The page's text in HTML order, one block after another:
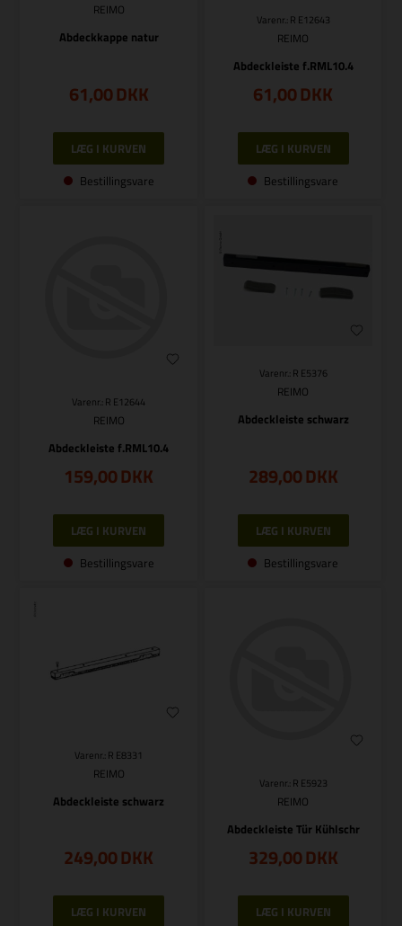
REIMO
Abdeckkappe natur
61,00DKK
Bestillingsvare
Varenr.: R E12643
REIMO
Abdeckleiste f.RML10.4
61,00DKK
Bestillingsvare
Varenr.: R E12644
REIMO
Abdeckleiste f.RML10.4
159,00DKK
Bestillingsvare
Varenr.: R E5376
REIMO
Abdeckleiste schwarz
289,00DKK
Bestillingsvare
Varenr.: R E8331
REIMO
Abdeckleiste schwarz
249,00DKK
Varenr.: R E5923
REIMO
Abdeckleiste Tür Kühlschr
329,00DKK